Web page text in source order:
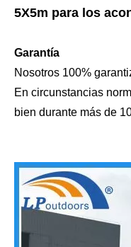
5X5m para los
Garantía
Nosotros 100%
En circunstancias
bien durante más de